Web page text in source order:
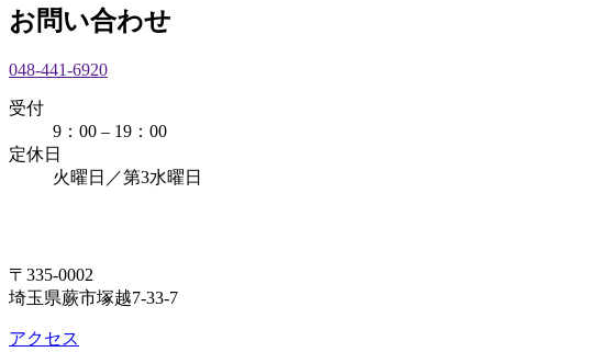
お問い合わせ
048-441-6920
受付
9：00 – 19：00
定休日
火曜日／第3水曜日
〒335-0002
埼玉県蕨市塚越7-33-7
アクセス